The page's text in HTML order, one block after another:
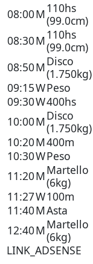
08:00M110hs
(99.0cm)
08:30M110hs
(99.0cm)
08:50MDisco
(1.750kg)
09:15WPeso
09:30W400hs
10:00MDisco
(1.750kg)
10:20M400m
10:30WPeso
11:20MMartello
(6kg)
11:27W100m
11:40MAsta
12:40MMartello
(6kg)
LINK_ADSENSE